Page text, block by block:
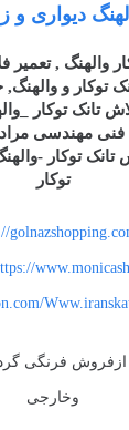
دیواری و
والهنگ , تعمیر
توکار و
تانک توکار
فلاش تانک
توکار
فرنگی
وخارجی